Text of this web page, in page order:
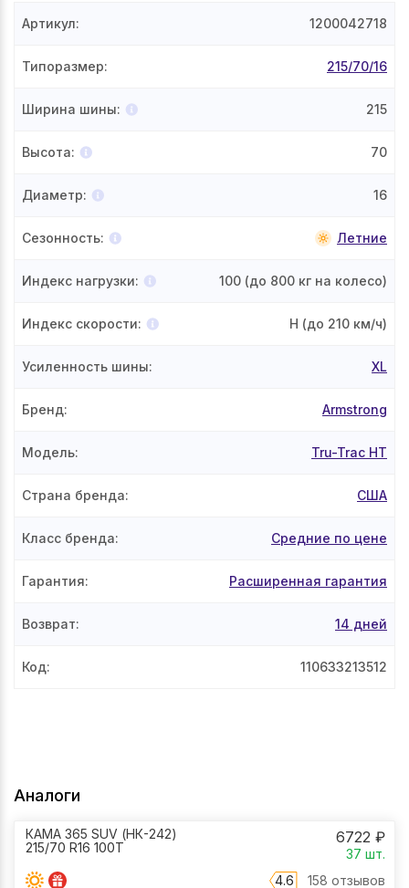
Артикул: 1200042718
Типоразмер: 215/70/16
Ширина шины: 215
Высота: 70
Диаметр: 16
Сезонность: Летние
Индекс нагрузки: 100 (до 800 кг на колесо)
Индекс скорости: H (до 210 км/ч)
Усиленность шины: XL
Бренд: Armstrong
Модель: Tru-Trac HT
Страна бренда: США
Класс бренда: Средние по цене
Гарантия: Расширенная гарантия
Возврат: 14 дней
Код: 110633213512
Аналоги
КАМА 365 SUV (НК-242)
215/70 R16 100T
6722 ₽
37 шт.
4.6
158 отзывов